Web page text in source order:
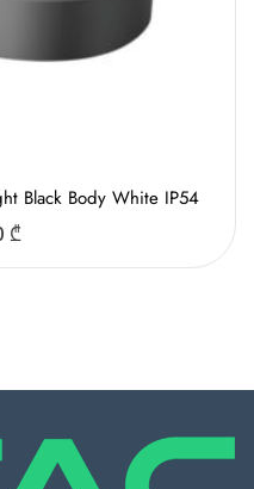
Black Body White IP54
₾